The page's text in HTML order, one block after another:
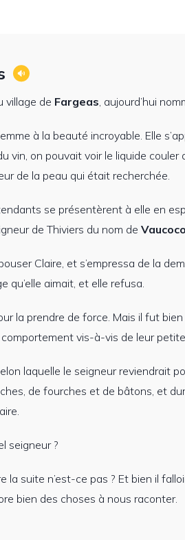
village de Fargeas, aujourd’hui
à la beauté incroyable. Elle
vin, on pouvait voir le liquide
de la peau qui était recherchée.
se présentèrent à elle en
de Thiviers du nom de
Claire, et s’empressa de la
qu’elle aimait, et elle refusa.
la prendre de force. Mais il fut
vis-à-vis de leur
laquelle le seigneur reviendrait
de fourches et de bâtons, et
seigneur ?
la suite n’est-ce pas ? Et bien il
bien des choses à nous raconter.